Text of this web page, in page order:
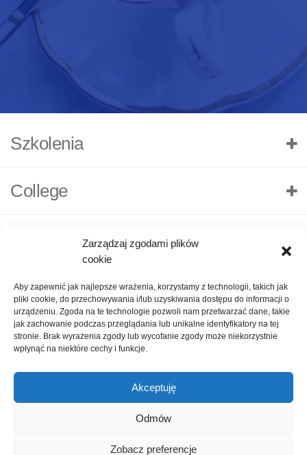
Zarządzaj zgodami plików
cookie
Aby zapewnić jak najlepsze wrażenia, korzystamy z technologii, takich jak
pliki cookie, do przechowywania i/lub uzyskiwania dostępu do informacji o
urządzeniu. Zgoda na te technologie pozwoli nam przetwarzać dane, takie
jak zachowanie podczas przeglądania lub unikalne identyfikatory na tej
stronie. Brak wyrażenia zgody lub wycofanie zgody może niekorzystnie
wpłynąć na niektóre cechy i funkcje.
Akceptuję
Odmów
Zobacz preferencje
Szkolenia
College
O nas Polityka Prywatności Kontakt